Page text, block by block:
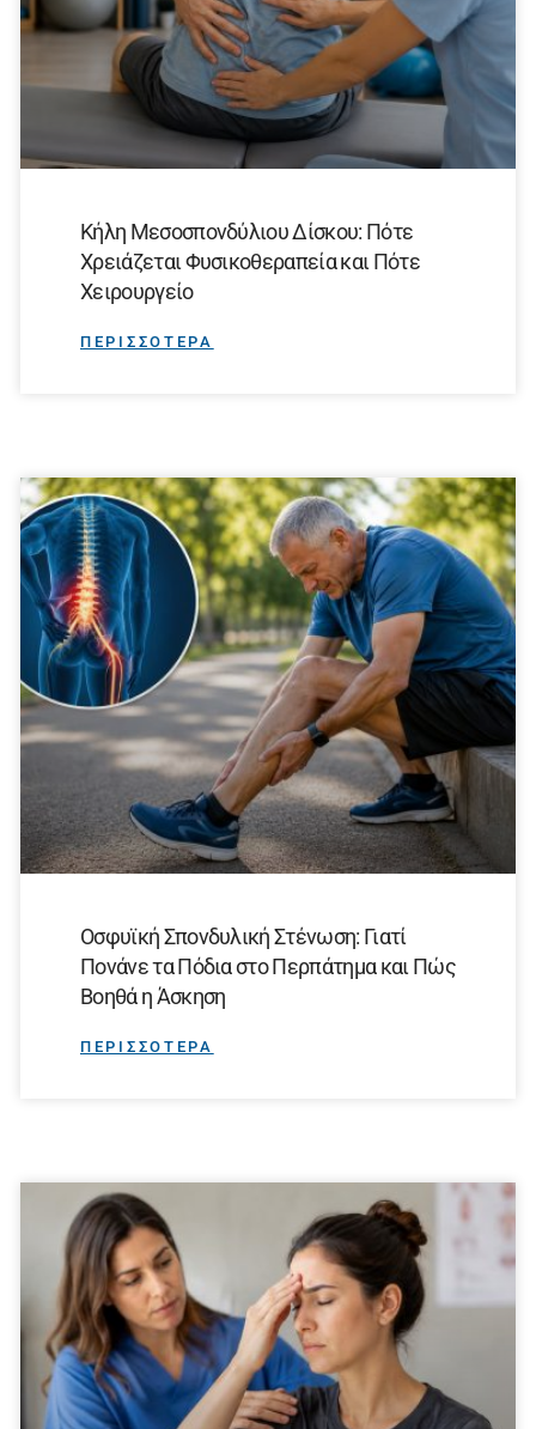
Κήλη Μεσοσπονδύλιου Δίσκου: Πότε
Χρειάζεται Φυσικοθεραπεία και Πότε
Χειρουργείο
ΠΕΡΙΣΣΟΤΕΡΑ
Οσφυϊκή Σπονδυλική Στένωση: Γιατί
Πονάνε τα Πόδια στο Περπάτημα και Πώς
Βοηθά η Άσκηση
ΠΕΡΙΣΣΟΤΕΡΑ